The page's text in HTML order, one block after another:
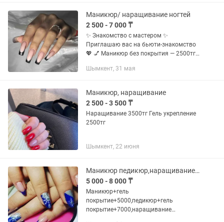
Маникюр/ наращивание ногтей
2 500 - 7 000 ₸
✨ Знакомство с мастером ✨
Приглашаю вас на бьюти-знакомство
💖 💅 Маникюр без покрытия — 2500тг
Наращивание ногтей — от 5000тг до
Шымкент, 31 мая
Маникюр, наращивание
2 500 - 3 500 ₸
Наращивание 3500тг Гель укрепление
2500тг
Шымкент, 22 июня
Маникюр педикюр,наращивание ногтей и ресниц ,прокол ушей, шугаринг
5 000 - 8 000 ₸
Маникюр+гель
покрытие+5000,педикюр+гель
покрытие+7000,наращивание